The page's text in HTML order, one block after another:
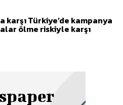
karşı Türkiye’de kampanya
ölme riskiyle karşı